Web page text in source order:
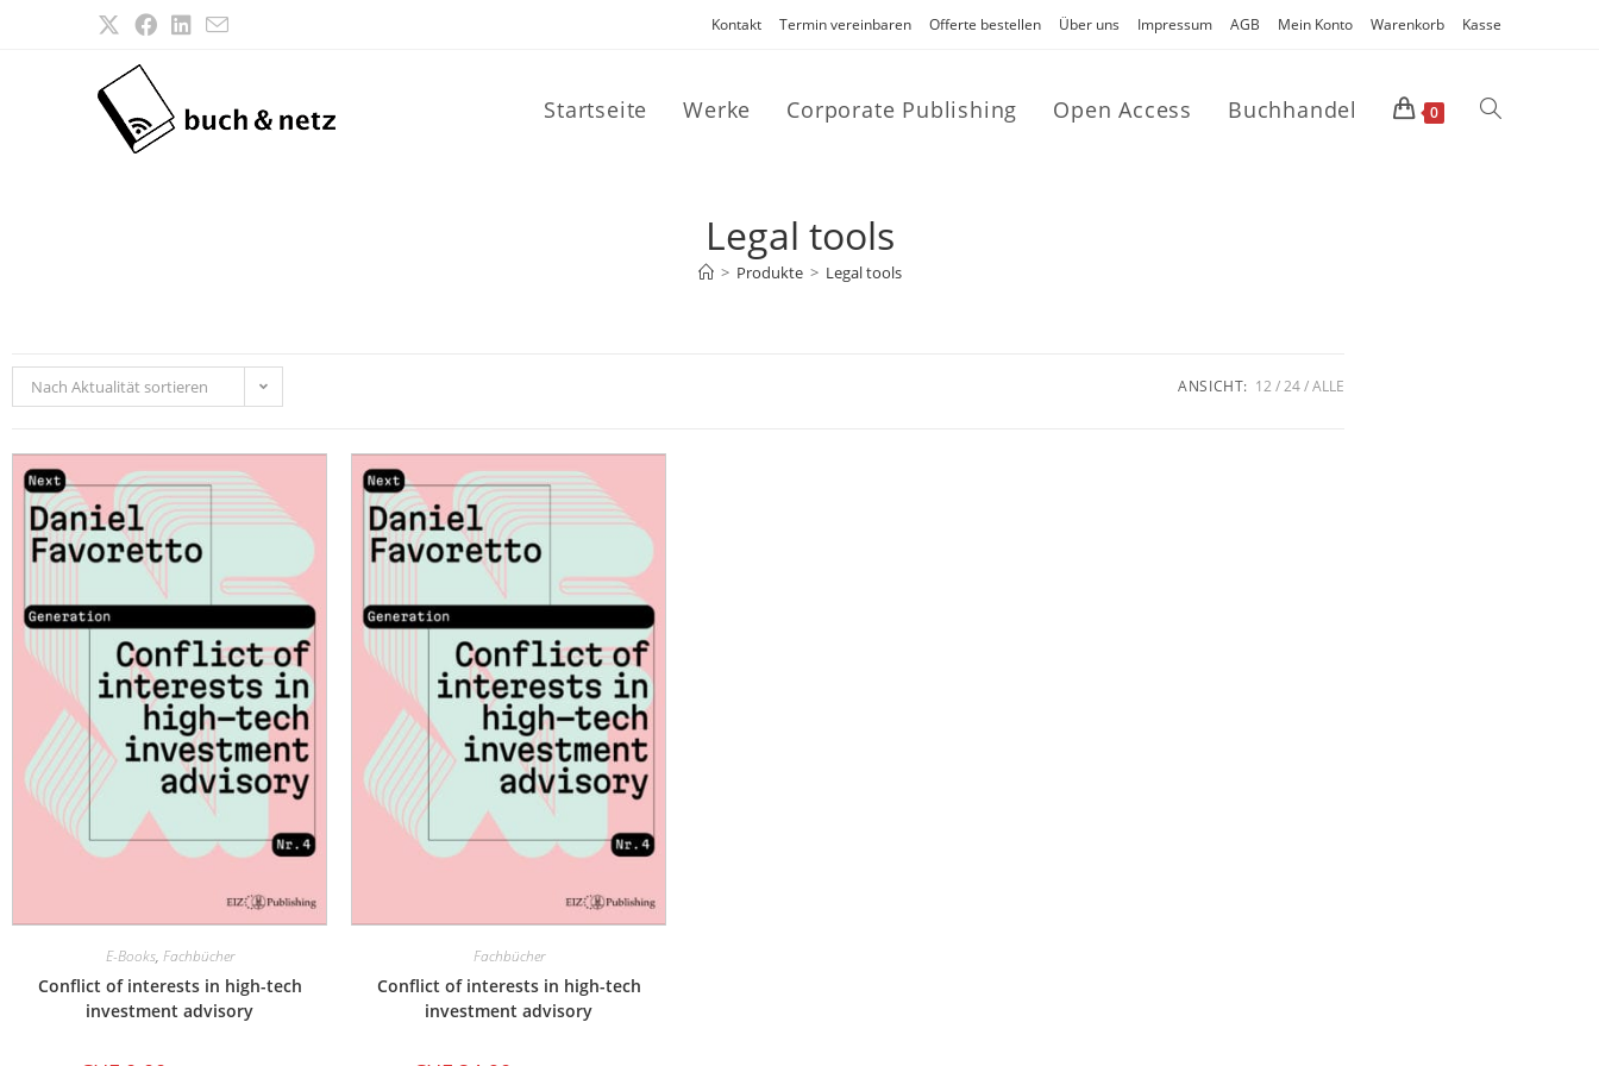
Kontakt Termin vereinbaren Offerte bestellen Über uns Impressum AGB Mein Konto Warenkorb Kasse
Startseite Werke Corporate Publishing Open Access Buchhandel 0
Legal tools
> Produkte > Legal tools
Nach Aktualität sortieren ANSICHT: 12 24 ALLE
E-Books, Fachbücher
Conflict of interests in high-tech
investment advisory
Fachbücher
Conflict of interests in high-tech
investment advisory